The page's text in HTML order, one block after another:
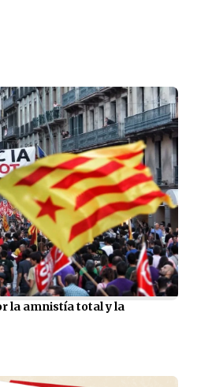
la amnistía total y la